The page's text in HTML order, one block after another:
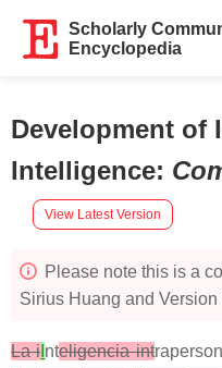
Scholarly
Encyclopedia
Development of
Intelligence:
View Latest Version
Please note this is a
Sirius Huang and
La i nteligencia int